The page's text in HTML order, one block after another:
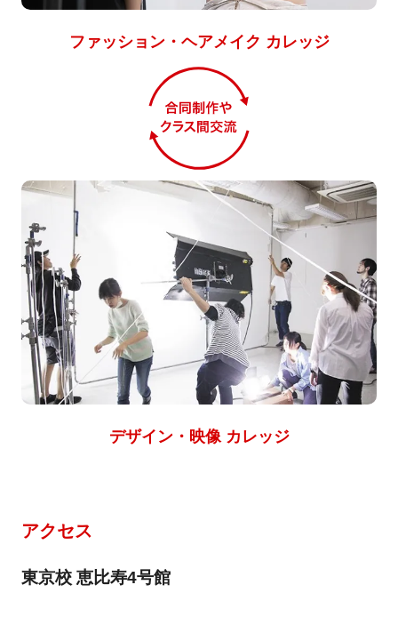
ファッション・ヘアメイク カレッジ
デザイン・映像 カレッジ
アクセス
東京校 恵比寿4号館